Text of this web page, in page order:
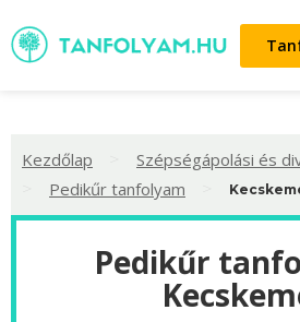
Kezdőlap Szépségápolási és
Pedikűr tanfolyam
Pedikűr